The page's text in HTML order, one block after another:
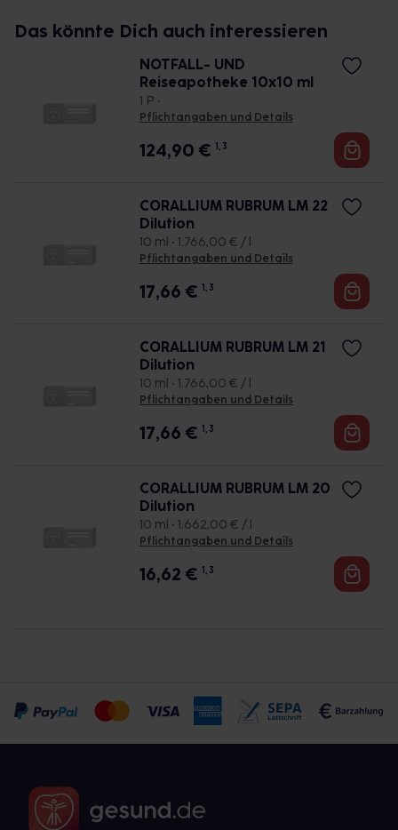
Das könnte Dich auch interessieren
NOTFALL- UND
Reiseapotheke 10x10 ml
1 P •
Pflichtangaben und Details
124,90 € 1, 3
CORALLIUM RUBRUM LM 22
Dilution
10 ml • 1.766,00 € / l
Pflichtangaben und Details
17,66 € 1, 3
CORALLIUM RUBRUM LM 21
Dilution
10 ml • 1.766,00 € / l
Pflichtangaben und Details
17,66 € 1, 3
CORALLIUM RUBRUM LM 20
Dilution
10 ml • 1.662,00 € / l
Pflichtangaben und Details
16,62 € 1, 3